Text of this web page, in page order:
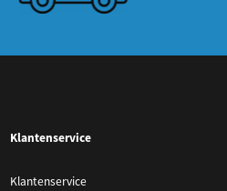
Klantenservice
Klantenservice